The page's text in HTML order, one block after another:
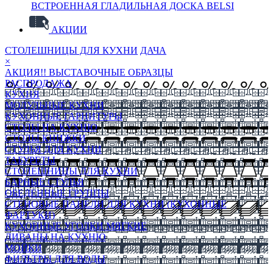
ВСТРОЕННАЯ ГЛАДИЛЬНАЯ ДОСКА BELSI
АКЦИИ
СТОЛЕШНИЦЫ ДЛЯ КУХНИ ДАЧА
×
АКЦИЯ!! ВЫСТАВОЧНЫЕ ОБРАЗЦЫ
РАСПРОДАЖА
КУХНЯ
МОДУЛЬНЫЕ КУХНИ
КУХОННЫЕ ГАРНИТУРЫ
СТОЛЫ НА КУХНЮ
СТОЛЫ КНИЖКИ
СТУЛЬЯ ДЛЯ КУХНИ
ТАБУРЕТЫ
СТОЛЕШНИЦЫ ДЛЯ КУХНИ
БАРНЫЕ СТУЛЬЯ
ОБЕДЕННЫЕ ГРУППЫ
СТЕНОВЫЕ ПАНЕЛИ ДЛЯ КУХНИ (КУХОННЫЕ
ФАРТУКИ)
КУХОННЫЕ УГОЛКИ МЯГКИЕ
ДИВАНЫ НА КУХНЮ
МОЙКИ
ФИЛЬТРЫ ДЛЯ ВОДЫ